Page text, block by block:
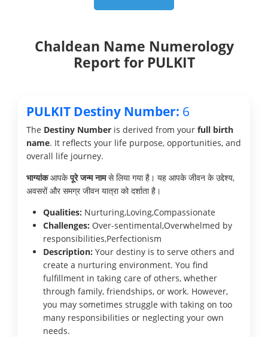
Chaldean Name Numerology
Report for PULKIT
PULKIT Destiny Number: 6
The Destiny Number is derived from your full birth
name. It reflects your life purpose, opportunities, and
overall life journey.
भाग्यांकआपकेपूरे जन्म नामसे लिया गया है। यह आपके जीवन के उद्देश्य,
अवसरों और समग्र जीवन यात्रा को दर्शाता है।
Qualities: Nurturing,Loving,Compassionate
Challenges: Over-sentimental,Overwhelmed by
responsibilities,Perfectionism
Description: Your destiny is to serve others and
create a nurturing environment. You find
fulfillment in taking care of others, whether
through family, friendships, or work. However,
you may sometimes struggle with taking on too
many responsibilities or neglecting your own
needs.